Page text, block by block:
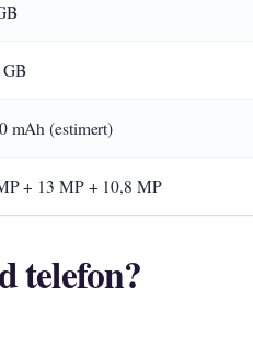
GB
mAh (estimert)
+ 13 MP + 10,8 MP
telefon?